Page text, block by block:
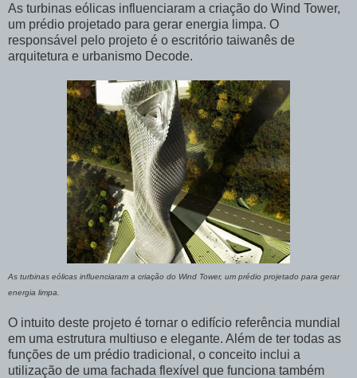
As turbinas eólicas influenciaram a criação do Wind Tower,
um prédio projetado para gerar energia limpa. O
responsável pelo projeto é o escritório taiwanês de
arquitetura e urbanismo Decode.
As turbinas eólicas influenciaram a criação do Wind Tower, um prédio projetado para gerar
energia limpa.
O intuito deste projeto é tornar o edifício referência mundial
em uma estrutura multiuso e elegante. Além de ter todas as
funções de um prédio tradicional, o conceito inclui a
utilização de uma fachada flexível que funciona também